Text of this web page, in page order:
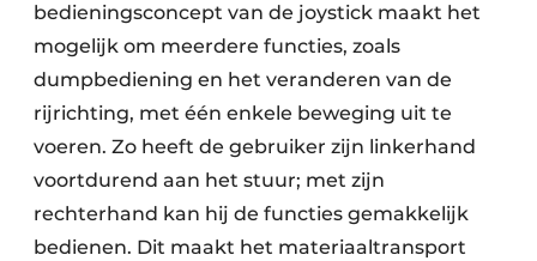
bedieningsconcept van de joystick maakt het
mogelijk om meerdere functies, zoals
dumpbediening en het veranderen van de
rijrichting, met één enkele beweging uit te
voeren. Zo heeft de gebruiker zijn linkerhand
voortdurend aan het stuur; met zijn
rechterhand kan hij de functies gemakkelijk
bedienen. Dit maakt het materiaaltransport